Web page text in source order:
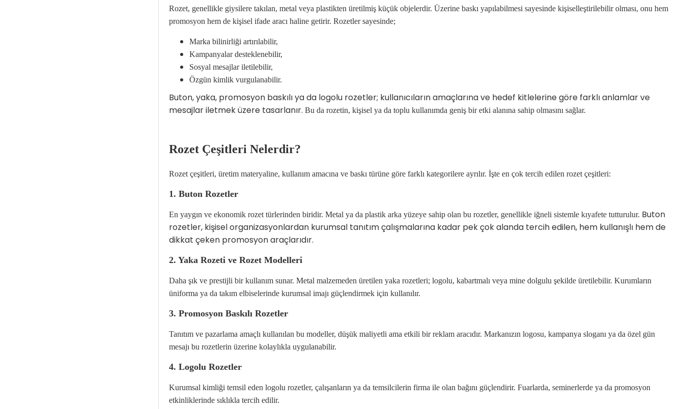
Rozet, genellikle giysilere takılan, metal veya plastikten üretilmiş küçük objelerdir. Üzerine baskı yapılabilmesi sayesinde kişiselleştirilebilir olması, onu hem
promosyon hem de kişisel ifade aracı haline getirir. Rozetler sayesinde;
Marka bilinirliği artırılabilir,
Kampanyalar desteklenebilir,
Sosyal mesajlar iletilebilir,
Özgün kimlik vurgulanabilir.
Buton, yaka, promosyon baskılı ya da logolu rozetler; kullanıcıların amaçlarına ve hedef kitlelerine göre farklı anlamlar ve
mesajlar iletmek üzere tasarlanır. Bu da rozetin, kişisel ya da toplu kullanımda geniş bir etki alanına sahip olmasını sağlar.
Rozet Çeşitleri Nelerdir?
Rozet çeşitleri, üretim materyaline, kullanım amacına ve baskı türüne göre farklı kategorilere ayrılır. İşte en çok tercih edilen rozet çeşitleri:
1. Buton Rozetler
En yaygın ve ekonomik rozet türlerinden biridir. Metal ya da plastik arka yüzeye sahip olan bu rozetler, genellikle iğneli sistemle kıyafete tutturulur. Buton
rozetler, kişisel organizasyonlardan kurumsal tanıtım çalışmalarına kadar pek çok alanda tercih edilen, hem kullanışlı hem de
dikkat çeken promosyon araçlarıdır.
2. Yaka Rozeti ve Rozet Modelleri
Daha şık ve prestijli bir kullanım sunar. Metal malzemeden üretilen yaka rozetleri; logolu, kabartmalı veya mine dolgulu şekilde üretilebilir. Kurumların
üniforma ya da takım elbiselerinde kurumsal imajı güçlendirmek için kullanılır.
3. Promosyon Baskılı Rozetler
Tanıtım ve pazarlama amaçlı kullanılan bu modeller, düşük maliyetli ama etkili bir reklam aracıdır. Markanızın logosu, kampanya sloganı ya da özel gün
mesajı bu rozetlerin üzerine kolaylıkla uygulanabilir.
4. Logolu Rozetler
Kurumsal kimliği temsil eden logolu rozetler, çalışanların ya da temsilcilerin firma ile olan bağını güçlendirir. Fuarlarda, seminerlerde ya da promosyon
etkinliklerinde sıklıkla tercih edilir.